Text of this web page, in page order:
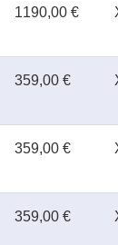
1190,00 €
359,00 €
359,00 €
359,00 €